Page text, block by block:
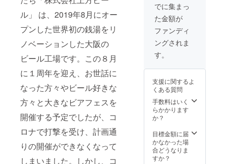
ル」 は、2019年8月にオー
プンした世界初の銭湯をリ
ノベーションした大阪の
ビール工場です。この８月
に１周年を迎え、お世話に
なった方々やビール好きな
方々と大きなビアフェスを
開催する予定でしたが、コ
ロナで打撃を受け、計画通
りの開催ができなくなって
しまいました。しかし、コ
円！！
当日イ
ベント
に不参
加、ま
たは配
お手数
です
が、備
考欄に
その旨
記載お
す。
（配送
料込
させて
いただ
き 会場
内にお
入り頂
ける入
と交換
いただ
きます
場所 JR
大阪環
状線
「新今
宮」徒
歩7分
YOLO
でに集まっ
た金額が
ファンディ
ングされま
す。
支援に関するよ
くある質問
手数料はいく
らかかります
か？
目標金額に届
かなかった場
合どうなりま
すか？